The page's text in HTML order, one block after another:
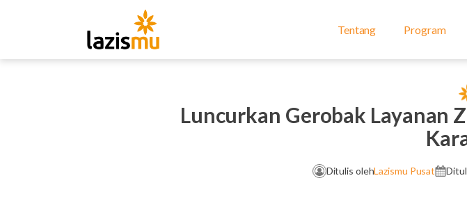
Tentang Program
Luncurkan Gerobak Layanan
Ditulis olehLazismu Pusat